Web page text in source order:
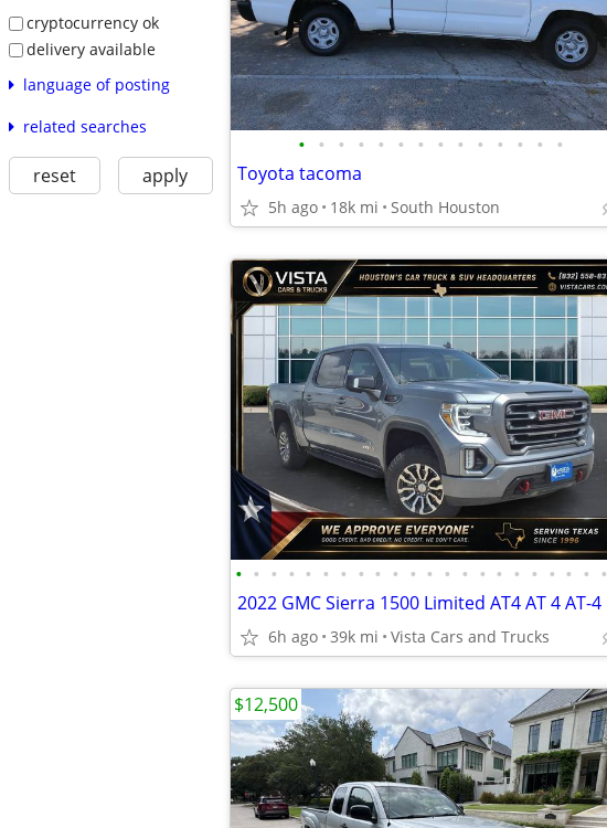
cryptocurrency ok
delivery available
language of posting
related searches
reset apply
• • • • • • • • • • • • • •
Toyota tacoma
5h ago 18k mi South Houston
• • • • • • • • • • • • • • • • • • • • • •
2022 GMC Sierra 1500 Limited AT4 AT 4 AT-4
6h ago 39k mi Vista Cars and Trucks
$12,500